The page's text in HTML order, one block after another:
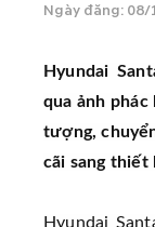
Ngày đăng:
Hyundai
qua ảnh
tượng,
cãi sang thiết
Hyundai